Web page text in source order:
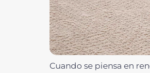
Cuando se piensa en